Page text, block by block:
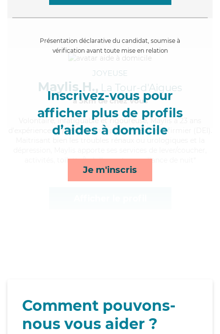
Présentation déclarative du candidat, soumise à
vérification avant toute mise en relation
Inscrivez-vous pour
afficher plus de profils
d’aides à domicile
Je m'inscris
JOYEUSE
Maylis H., La Tour-d'Aigues
à 5km de chez Vous
, infatiguable et rigoureuse, Maylis a 23 ans
d'expérience et possède un diplôme d'Etat d'infirmier (DEI).
activités, toilette/habillage et surveillance de nuit*
Comment pouvons-
nous vous aider ?